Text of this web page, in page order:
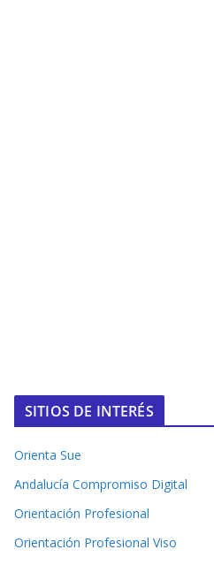
SITIOS DE INTERÉS
Orienta Sue
Andalucía Compromiso Digital
Orientación Profesional
Orientación Profesional Viso